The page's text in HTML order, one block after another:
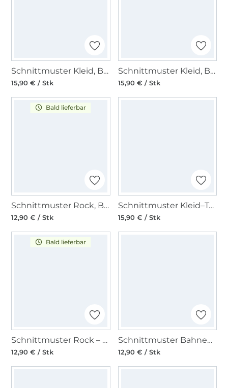
Schnittmuster Kleid, Burda 6680
15,90 € / Stk
Schnittmuster Kleid, Burda 6628
15,90 € / Stk
Bald lieferbar
Schnittmuster Rock, Burda 6818
12,90 € / Stk
Schnittmuster Kleid–Teilungsnähte–V-Ausschnitt, Burda 6894
15,90 € / Stk
Bald lieferbar
Schnittmuster Rock – Bahnenrock – ausgestellt, Burda 6880
12,90 € / Stk
Schnittmuster Bahnenrock mit Saumschwung, Burda 6903
12,90 € / Stk